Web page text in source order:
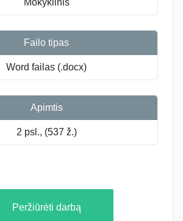
Mokyklinis
Failo tipas
Word failas (.docx)
Apimtis
2 psl., (537 ž.)
Peržiūrėti darbą